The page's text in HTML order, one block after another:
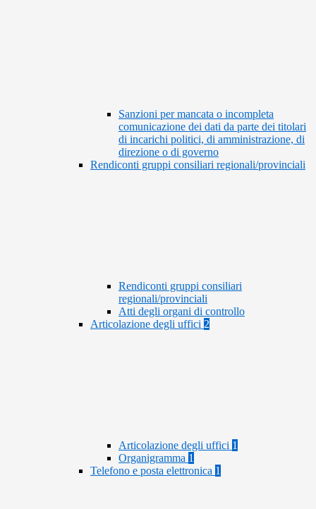
Sanzioni per mancata o incompleta
comunicazione dei dati da parte dei titolari
di incarichi politici, di amministrazione, di
direzione o di governo
Rendiconti gruppi consiliari regionali/provinciali
Rendiconti gruppi consiliari
regionali/provinciali
Atti degli organi di controllo
Articolazione degli uffici 2
Articolazione degli uffici 1
Organigramma 1
Telefono e posta elettronica 1